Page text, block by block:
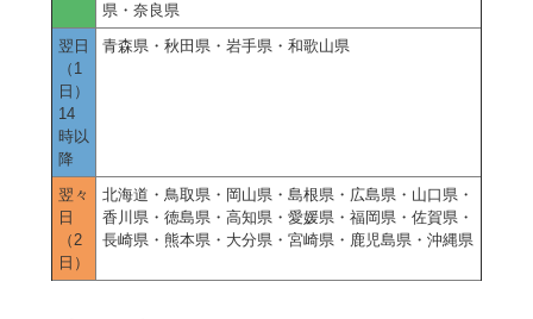
県・奈良県
翌日
（1
日）
14
時以
降
青森県・秋田県・岩手県・和歌山県
翌々
日
（2
日）
北海道・鳥取県・岡山県・島根県・広島県・山口県・
香川県・徳島県・高知県・愛媛県・福岡県・佐賀県・
長崎県・熊本県・大分県・宮崎県・鹿児島県・沖縄県